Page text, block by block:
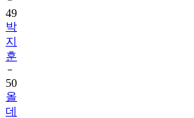
49
박
지
훈
50
올
데